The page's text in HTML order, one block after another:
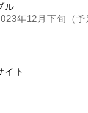
ル
年12月下旬（
イト